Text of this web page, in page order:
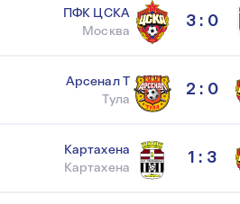
ПФК ЦСКА
Москва
3 : 0
Арсенал Т
Тула
2 : 0
Картахена
Картахена
1 : 3